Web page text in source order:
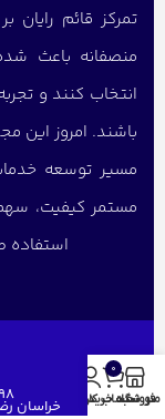
تمرکز قائم رایان
منصفانه باعث
انتخاب کنند و
باشند. امروز این
مسیر توسعه
مستمر کیفیت،
استفاده
خراسان منوفروشگاه
0
سبد خرید
حساب کاربری من